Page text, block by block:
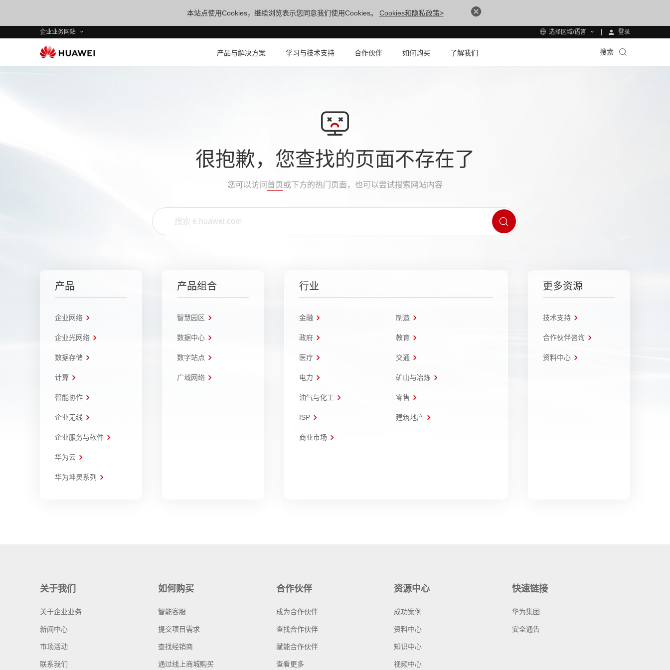
本站点使用Cookies，继续浏览表示您同意我们使用Cookies。 Cookies和隐私政策>
企业业务网站 选择区域/语言 登录
产品与解决方案 学习与技术支持 合作伙伴 如何购买 了解我们 搜索
很抱歉，您查找的页面不存在了
您可以访问 首页或下方的热门页面，也可以尝试搜索网站内容
产品
企业网络
企业光网络
数据存储
计算
智能协作
企业无线
企业服务与软件
华为云
华为坤灵系列
产品组合
智慧园区
数据中心
数字站点
广域网络
行业
金融 制造
政府 教育
医疗 交通
电力 矿山与冶炼
油气与化工 零售
ISP 建筑地产
商业市场
更多资源
技术支持
合作伙伴咨询
资料中心
关于我们
关于企业业务
新闻中心
市场活动
联系我们
如何购买
智能客服
提交项目需求
查找经销商
通过线上商城购买
合作伙伴
成为合作伙伴
查找合作伙伴
赋能合作伙伴
查看更多
资源中心
成功案例
资料中心
知识中心
视频中心
快速链接
华为集团
安全通告